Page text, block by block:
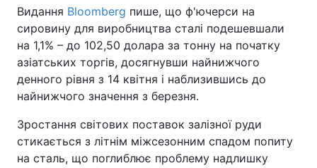
Видання Bloomberg пише, що ф'ючерси на
сировину для виробництва сталі подешевшали
на 1,1% – до 102,50 долара за тонну на початку
азіатських торгів, досягнувши найнижчого
денного рівня з 14 квітня і наблизившись до
найнижчого значення з березня.
Зростання світових поставок залізної руди
стикається з літнім міжсезонним спадом попиту
на сталь, що поглиблює проблему надлишку